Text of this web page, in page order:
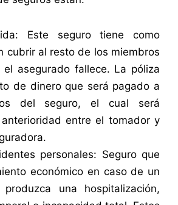
Este seguro tiene como
cubrir al resto de los miembros
asegurado fallece. La póliza
de dinero que será pagado a
del seguro, el cual será
entre el tomador y
personales: Seguro que
económico en caso de un
una hospitalización,